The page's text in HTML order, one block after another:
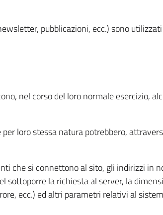
pubblicazioni, ecc.) sono
nel corso del loro normale esercizio,
loro stessa natura potrebbero,
che si connettono al sito, gli indirizzi in
sottoporre la richiesta al server, la
ecc.) ed altri parametri relativi al